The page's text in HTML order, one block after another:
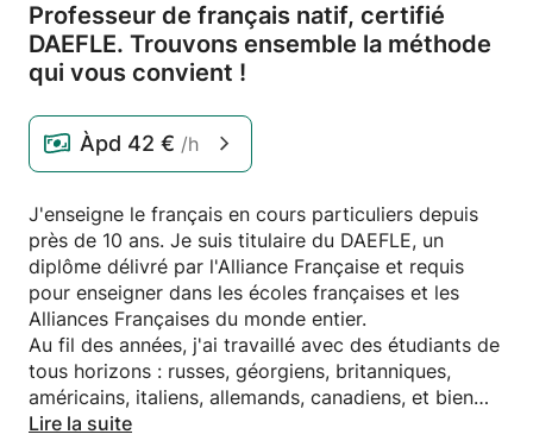
Professeur de français natif, certifié
DAEFLE. Trouvons ensemble la méthode
qui vous convient !
Àpd 42 € /h
J'enseigne le français en cours particuliers depuis
près de 10 ans. Je suis titulaire du DAEFLE, un
diplôme délivré par l'Alliance Française et requis
pour enseigner dans les écoles françaises et les
Alliances Françaises du monde entier.
Au fil des années, j'ai travaillé avec des étudiants de
tous horizons : russes, géorgiens, britanniques,
américains, italiens, allemands, canadiens, et bien
d'autres.
Lire la suite